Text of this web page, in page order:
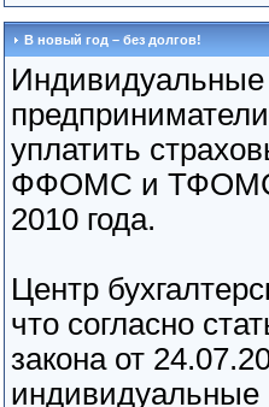
В новый год – без долгов!
Индивидуальные
уплатить
ФФОМС и ТФОМС
2010 года.
Центр
что согласно
закона от
индивидуальные